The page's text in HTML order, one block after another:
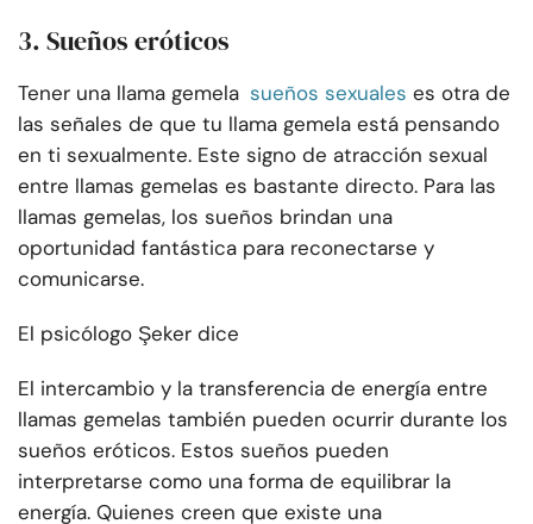
3. Sueños eróticos
Tener una llama gemela sueños sexuales es otra de
las señales de que tu llama gemela está pensando
en ti sexualmente. Este signo de atracción sexual
entre llamas gemelas es bastante directo. Para las
llamas gemelas, los sueños brindan una
oportunidad fantástica para reconectarse y
comunicarse.
El psicólogo Şeker dice
El intercambio y la transferencia de energía entre
llamas gemelas también pueden ocurrir durante los
sueños eróticos. Estos sueños pueden
interpretarse como una forma de equilibrar la
energía. Quienes creen que existe una